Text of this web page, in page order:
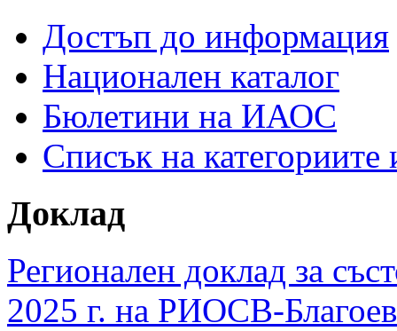
Достъп до информация
Национален каталог
Бюлетини на ИАОС
Списък на
Доклад
Регионален доклад за
2025 г. на РИОСВ-